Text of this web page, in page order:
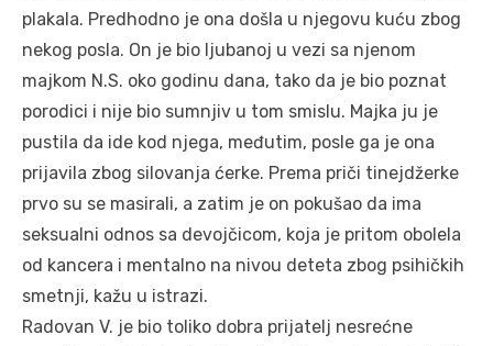
plakala. Predhodno je ona došla u njegovu kuću zbog
nekog posla. On je bio ljubanoj u vezi sa njenom
majkom N.S. oko godinu dana, tako da je bio poznat
porodici i nije bio sumnjiv u tom smislu. Majka ju je
pustila da ide kod njega, međutim, posle ga je ona
prijavila zbog silovanja ćerke. Prema priči tinejdžerke
prvo su se masirali, a zatim je on pokušao da ima
seksualni odnos sa devojčicom, koja je pritom obolela
od kancera i mentalno na nivou deteta zbog psihičkih
smetnji, kažu u istrazi.
Radovan V. je bio toliko dobra prijatelj nesrećne